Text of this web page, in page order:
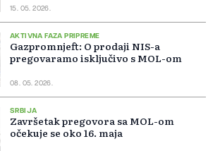
15. 05. 2026.
AKTIVNA FAZA PRIPREME
Gazpromnjeft: O prodaji NIS-a
pregovaramo isključivo s MOL-om
08. 05. 2026.
SRBIJA
Završetak pregovora sa MOL-om
očekuje se oko 16. maja